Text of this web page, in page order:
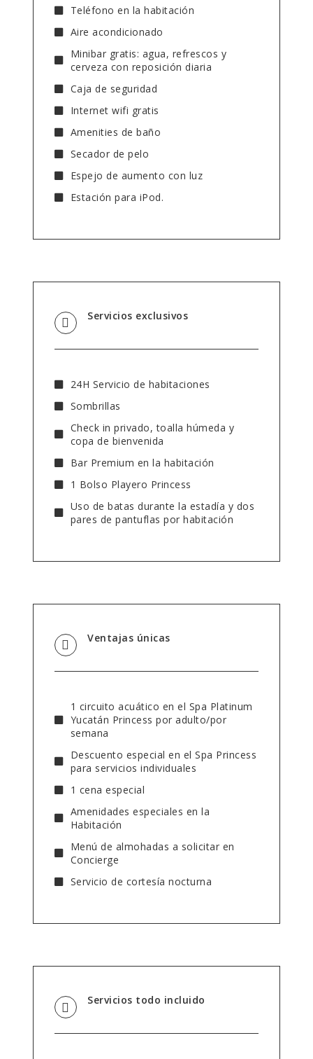
Teléfono en la habitación
Aire acondicionado
Minibar gratis: agua, refrescos y
cerveza con reposición diaria
Caja de seguridad
Internet wifi gratis
Amenities de baño
Secador de pelo
Espejo de aumento con luz
Estación para iPod.
Servicios exclusivos
24H Servicio de habitaciones
Sombrillas
Check in privado, toalla húmeda y
copa de bienvenida
Bar Premium en la habitación
1 Bolso Playero Princess
Uso de batas durante la estadía y dos
pares de pantuflas por habitación
Ventajas únicas
1 circuito acuático en el Spa Platinum
Yucatán Princess por adulto/por
semana
Descuento especial en el Spa Princess
para servicios individuales
1 cena especial
Amenidades especiales en la
Habitación
Menú de almohadas a solicitar en
Concierge
Servicio de cortesía nocturna
Servicios todo incluido